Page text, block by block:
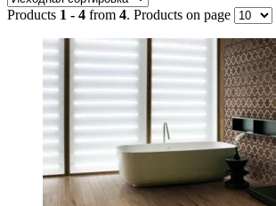
Индия(104)
Италия(399)
Китай(3)
Польша(19)
Россия(26)
Турция (66)
Испания(797)
Товар Размер
Products 1 - 4 from 4. Products on page